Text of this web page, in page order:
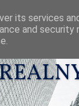
its services
and